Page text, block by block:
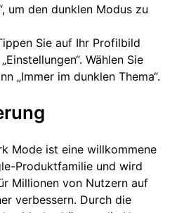
um den dunklen Modus zu
Sie auf Ihr Profilbild
Wählen Sie
„Immer im dunklen Thema“.
Mode ist eine willkommene
Produktfamilie und wird
Millionen von Nutzern auf
verbessern. Durch die